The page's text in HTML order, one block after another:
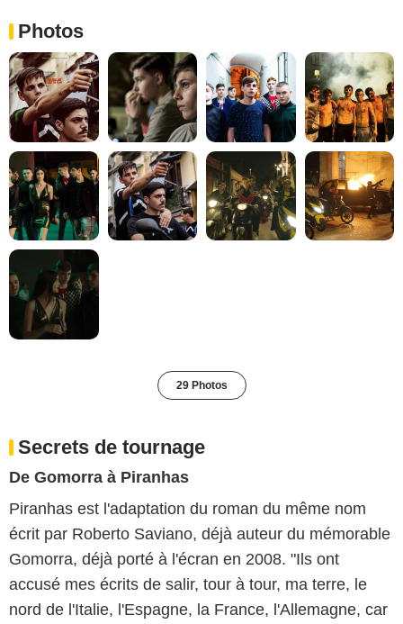
Photos
29 Photos
Secrets de tournage
De Gomorra à Piranhas
Piranhas est l'adaptation du roman du même nom
écrit par Roberto Saviano, déjà auteur du mémorable
Gomorra, déjà porté à l'écran en 2008. "Ils ont
accusé mes écrits de salir, tour à tour, ma terre, le
nord de l'Italie, l'Espagne, la France, l'Allemagne, car